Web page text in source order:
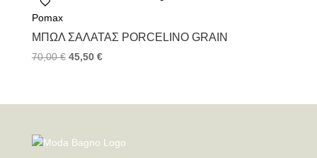
Pomax
ΜΠΩΛ ΣΑΛΆΤΑΣ PORCELINO GRAIN
70,00€ 45,50 €